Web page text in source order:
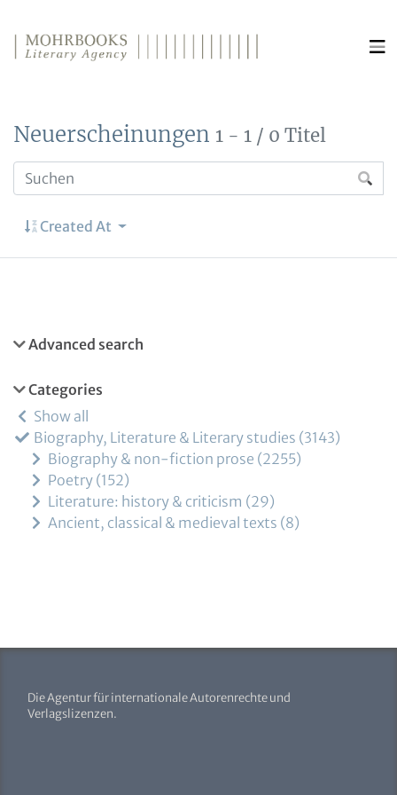
Neuerscheinungen 1 - 1 / 0 Titel
Created At
Advanced search
Categories
Show all
Biography, Literature & Literary studies 3143
Biography & non-fiction prose 2255
Poetry 152
Literature: history & criticism 29
Ancient, classical & medieval texts 8
Die Agentur für internationale Autorenrechte und
Verlagslizenzen.